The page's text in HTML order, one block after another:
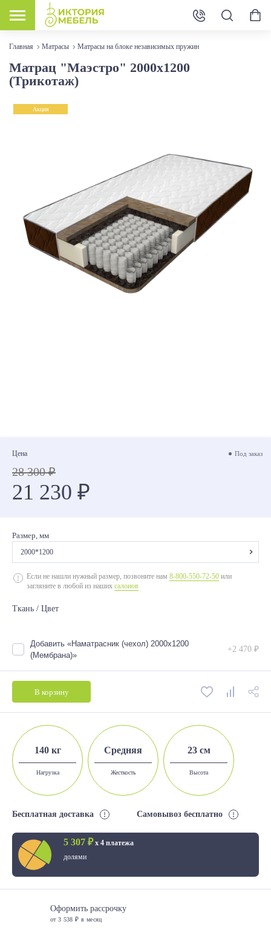
Главная Матрасы Матрасы на блоке независимых пружин
Матрац "Маэстро" 2000х1200
(Трикотаж)
Акция
Цена Под заказ
28 300 ₽
21 230 ₽
Размер, мм
2000*1200
2000*700
2000*900
2000*1400
2000*1600
2000*1800
Если не нашли нужный размер, позвоните нам 8-800-550-72-50 или
загляните в любой из наших салонов
Ткань / Цвет
Добавить «Наматрасник (чехол) 2000х1200
(Мембрана)»
+2 470 ₽
В корзину
140 кг
Нагрузка
Средняя
Жесткость
23 см
Высота
Бесплатная доставка Самовывоз бесплатно
5 307 ₽х 4 платежа
долями
Оформить рассрочку
от 3 538 ₽ в месяц